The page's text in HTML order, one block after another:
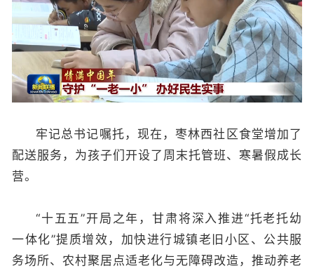
牢记总书记嘱托，现在，枣林西社区食堂增加了
配送服务，为孩子们开设了周末托管班、寒暑假成长
营。
“十五五”开局之年，甘肃将深入推进“托老托幼
一体化”提质增效，加快进行城镇老旧小区、公共服
务场所、农村聚居点适老化与无障碍改造，推动养老